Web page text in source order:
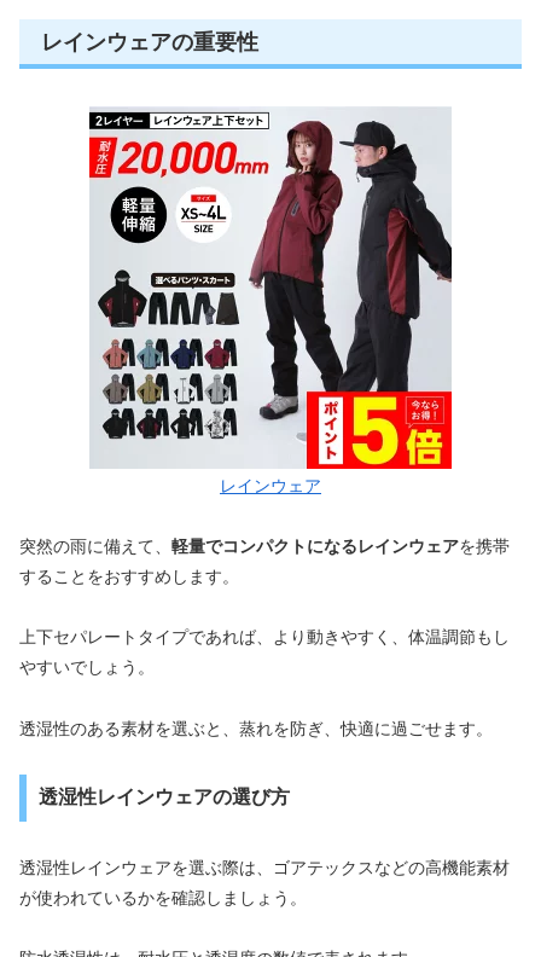
レインウェアの重要性
レインウェア
突然の雨に備えて、 軽量でコンパクトになるレインウェアを携帯
することをおすすめします。
上下セパレートタイプであれば、より動きやすく、体温調節もし
やすいでしょう。
透湿性のある素材を選ぶと、蒸れを防ぎ、快適に過ごせます。
透湿性レインウェアの選び方
透湿性レインウェアを選ぶ際は、ゴアテックスなどの高機能素材
が使われているかを確認しましょう。